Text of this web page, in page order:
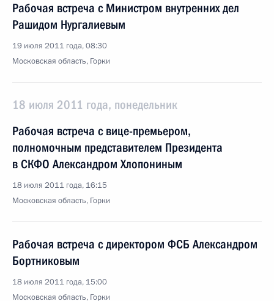
Рабочая встреча с Министром внутренних дел
Рашидом Нургалиевым
19 июля 2011 года, 08:30
Московская область, Горки
18 июля 2011 года, понедельник
Рабочая встреча с вице-премьером,
полномочным представителем Президента
в СКФО Александром Хлопониным
18 июля 2011 года, 16:15
Московская область, Горки
Рабочая встреча с директором ФСБ Александром
Бортниковым
18 июля 2011 года, 15:00
Московская область, Горки